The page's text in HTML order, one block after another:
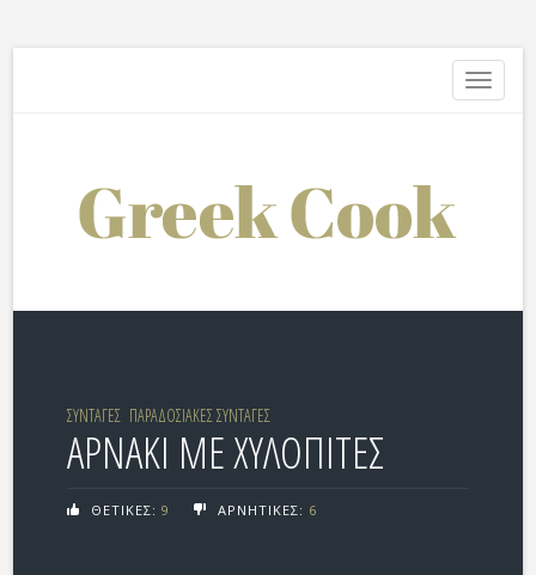
Toggle
ΣΥΝΤΑΓΕΣ ΠΑΡΑΔΟΣΙΑΚΕΣ ΣΥΝΤΑΓΕΣ
ΑΡΝΑΚΙ ΜΕ ΧΥΛΟΠΙΤΕΣ
ΘΕΤΙΚΕΣ: 9 ΑΡΝΗΤΙΚΕΣ: 6